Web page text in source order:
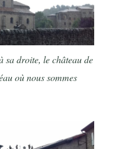
sa droite, le château de
où nous sommes